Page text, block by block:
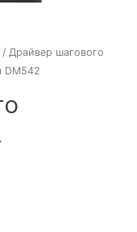
/ Драйвер шагового
DM542